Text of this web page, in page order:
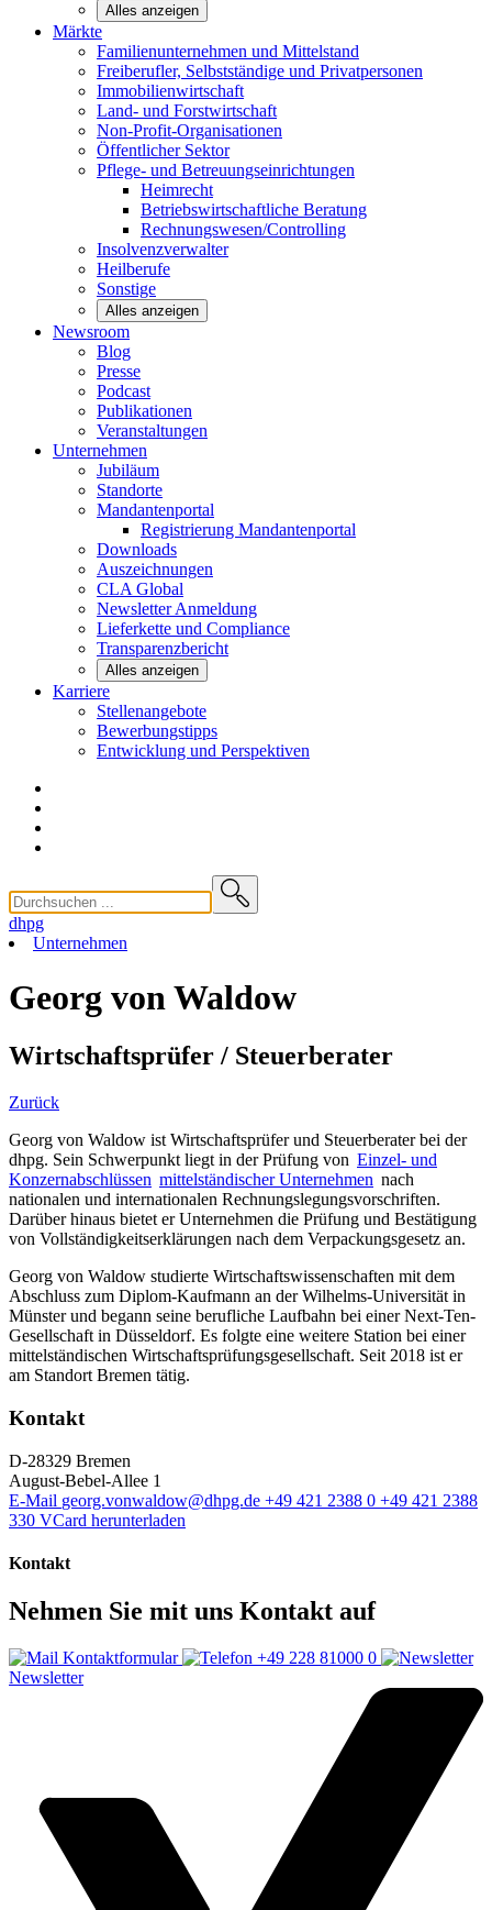
Alles anzeigen
Märkte
Familienunternehmen und Mittelstand
Freiberufler, Selbstständige und Privatpersonen
Immobilienwirtschaft
Land- und Forstwirtschaft
Non-Profit-Organisationen
Öffentlicher Sektor
Pflege- und Betreuungseinrichtungen
Heimrecht
Betriebswirtschaftliche Beratung
Rechnungswesen/Controlling
Insolvenzverwalter
Heilberufe
Sonstige
Alles anzeigen
Newsroom
Blog
Presse
Podcast
Publikationen
Veranstaltungen
Unternehmen
Jubiläum
Standorte
Mandantenportal
Registrierung Mandantenportal
Downloads
Auszeichnungen
CLAGlobal
NewsletterAnmeldung
Lieferkette und Compliance
Transparenzbericht
Alles anzeigen
Karriere
Stellenangebote
Bewerbungstipps
Entwicklung und Perspektiven
dhpg
Unternehmen
Georg von Waldow
Wirtschaftsprüfer / Steuerberater
Zurück
Georg von Waldow ist Wirtschaftsprüfer und Steuerberater bei der
dhpg. Sein Schwerpunkt liegt in der Prüfung von Einzel- und
Konzernabschlüssen mittelständischer Unternehmen nach
nationalen und internationalen Rechnungslegungsvorschriften.
Darüber hinaus bietet er Unternehmen die Prüfung und Bestätigung
von Vollständigkeitserklärungen nach dem Verpackungsgesetz an.
Georg von Waldow studierte Wirtschaftswissenschaften mit dem
Abschluss zum Diplom-Kaufmann an der Wilhelms-Universität in
Münster und begann seine berufliche Laufbahn bei einer Next-Ten-
Gesellschaft in Düsseldorf. Es folgte eine weitere Station bei einer
mittelständischen Wirtschaftsprüfungsgesellschaft. Seit 2018 ist er
am Standort Bremen tätig.
Kontakt
D-28329 Bremen
August-Bebel-Allee 1
E-Mail georg.vonwaldow@dhpg.de +49 421 2388 0 +49 421 2388
330 VCard herunterladen
Kontakt
Nehmen Sie mit uns Kontakt auf
Kontaktformular
+49 228 81000 0
Newsletter